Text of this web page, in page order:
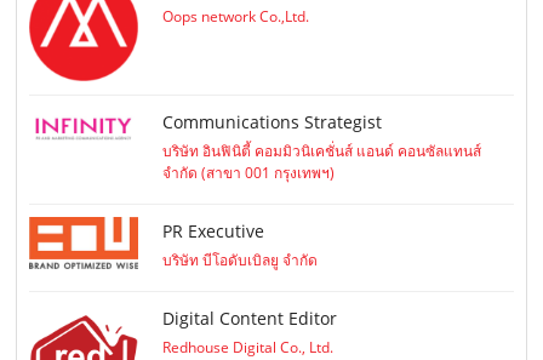
Oops network Co.,Ltd.
Communications Strategist
บริษัท อินฟินิตี้ คอมมิวนิเคชั่นส์ แอนด์ คอนซัลแทนส์
จำกัด (สาขา 001 กรุงเทพฯ)
PR Executive
บริษัท บีโอดับเบิลยู จำกัด
Digital Content Editor
Redhouse Digital Co., Ltd.